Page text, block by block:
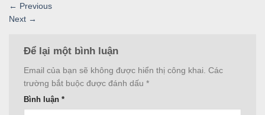
← Previous
Next →
Để lại một bình luận
Email của bạn sẽ không được hiển thị công khai. Các
trường bắt buộc được đánh dấu *
Bình luận *